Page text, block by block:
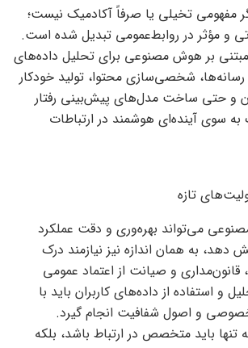
تخیلی یا صرفاً آکادمیک نیست؛
و مؤثر در روابط‌عمومی تبدیل شده است.
مبتنی بر هوش مصنوعی برای تحلیل داده‌های
شخصی‌سازی محتوا، تولید خودکار
و حتی ساخت مدل‌های پیش‌بینی رفتار
سوی آینده‌ای هوشمند در ارتباطات
تازه
می‌تواند بهره‌وری و دقت عملکرد
دهد، به همان اندازه نیز نیازمند درک
قانون‌مداری و صیانت از اعتماد عمومی
و استفاده از داده‌های کاربران باید با
و اصول شفافیت انجام گیرد.
تنها باید متخصص در ارتباط باشد، بلکه